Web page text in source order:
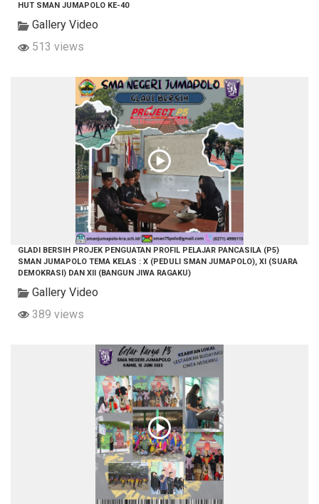
HUT SMAN JUMAPOLO KE-40
Gallery Video
513 views
GLADI BERSIH PROJEK PENGUATAN PROFIL PELAJAR PANCASILA (P5)
SMAN JUMAPOLO TEMA KELAS : X (PEDULI SMAN JUMAPOLO), XI (SUARA
DEMOKRASI) DAN XII (BANGUN JIWA RAGAKU)
Gallery Video
389 views